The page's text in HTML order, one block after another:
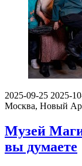
2025-09-25 2025-
Москва, Новый
Музей
вы думаете